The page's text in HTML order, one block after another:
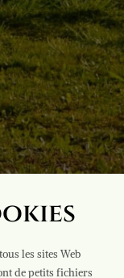
les sites Web
de petits fichiers